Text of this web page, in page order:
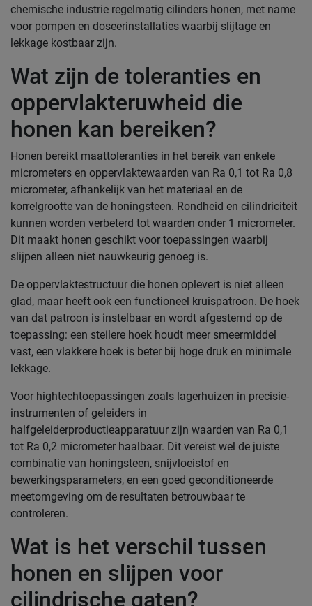
chemische industrie regelmatig cilinders honen, met name
voor pompen en doseerinstallaties waarbij slijtage en
lekkage kostbaar zijn.
Wat zijn de toleranties en
oppervlakteruwheid die
honen kan bereiken?
Honen bereikt maattoleranties in het bereik van enkele
micrometers en oppervlaktewaarden van Ra 0,1 tot Ra 0,8
micrometer, afhankelijk van het materiaal en de
korrelgrootte van de honingsteen. Rondheid en cilindriciteit
kunnen worden verbeterd tot waarden onder 1 micrometer.
Dit maakt honen geschikt voor toepassingen waarbij
slijpen alleen niet nauwkeurig genoeg is.
De oppervlaktestructuur die honen oplevert is niet alleen
glad, maar heeft ook een functioneel kruispatroon. De hoek
van dat patroon is instelbaar en wordt afgestemd op de
toepassing: een steilere hoek houdt meer smeermiddel
vast, een vlakkere hoek is beter bij hoge druk en minimale
lekkage.
Voor hightechtoepassingen zoals lagerhuizen in precisie-
instrumenten of geleiders in
halfgeleiderproductieapparatuur zijn waarden van Ra 0,1
tot Ra 0,2 micrometer haalbaar. Dit vereist wel de juiste
combinatie van honingsteen, snijvloeistof en
bewerkingsparameters, en een goed geconditioneerde
meetomgeving om de resultaten betrouwbaar te
controleren.
Wat is het verschil tussen
honen en slijpen voor
cilindrische gaten?